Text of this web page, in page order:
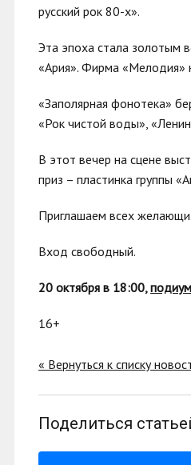
русский рок 80-х».
Эта эпоха стала золотым
«Ария». Фирма «Мелодия»
«Заполярная фонотека»
«Рок чистой воды»,
В этот вечер на сцене
приз – пластинка группы
Приглашаем всех
Вход свободный.
20 октября в 18:00,
16+
« Вернуться к списку
Поделиться